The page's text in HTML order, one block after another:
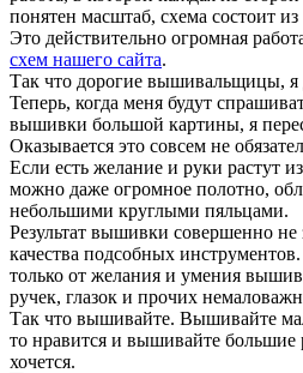
понятен масштаб, схема состоит
Это действительно огромная
схем нашего сайта.
Так что дорогие вышивальщицы, я
Теперь, когда меня будут
вышивки большой картины, я
Оказывается это совсем не
Если есть желание и руки растут
можно даже огромное полотно,
небольшими круглыми пяльцами.
Результат вышивки совершенно не
качества подсобных
только от желания и умения
ручек, глазок и прочих
Так что вышивайте. Вышивайте
то нравится и вышивайте большие
хочется.